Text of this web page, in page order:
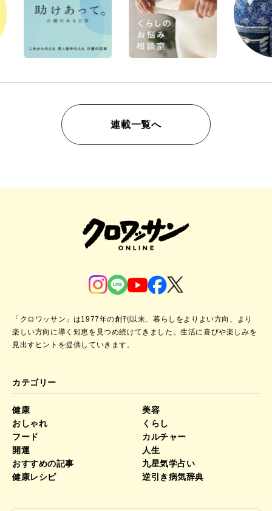
連載一覧へ
「クロワッサン」は1977年の創刊以来、暮らしをよりよい方向、より
楽しい方向に導く知恵を見つめ続けてきました。生活に喜びや楽しみを
見出すヒントを提供していきます。
カテゴリー
健康
美容
おしゃれ
くらし
フード
カルチャー
開運
人生
おすすめの記事
九星気学占い
健康レシピ
逆引き病気辞典